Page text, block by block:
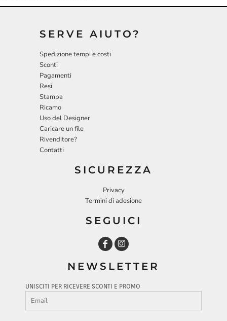
SERVE AIUTO?
Spedizione tempi e costi
Sconti
Pagamenti
Resi
Stampa
Ricamo
Uso del Designer
Caricare un file
Rivenditore?
Contatti
SICUREZZA
Privacy
Termini di adesione
SEGUICI
NEWSLETTER
UNISCITI PER RICEVERE SCONTI E PROMO